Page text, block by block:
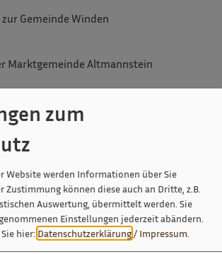
Gemeinde Winden
Marktgemeinde Altmannstein
zum
Website werden Informationen über Sie
können diese auch an Dritte, z.B.
Auswertung, übermittelt werden. Sie
Einstellungen jederzeit abändern.
hier: Datenschutzerklärung/ Impressum.